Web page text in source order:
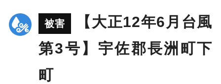
被害
【大正12年6月台風
第3号】宇佐郡長洲町下
町